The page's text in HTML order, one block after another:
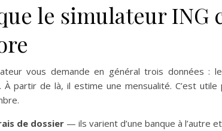
le simulateur ING
vous demande en général trois données
À partir de là, il estime une mensualité. C’est
de dossier — ils varient d’une banque à l’autre